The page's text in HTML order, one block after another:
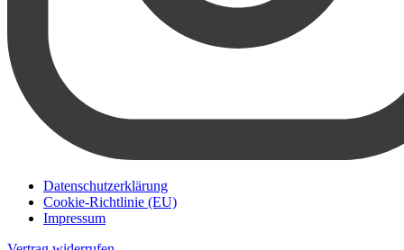
Datenschutzerklärung
Cookie-Richtlinie (EU)
Impressum